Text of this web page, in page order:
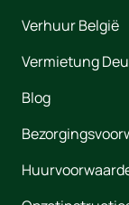
Verhuur België
Vermietung
Blog